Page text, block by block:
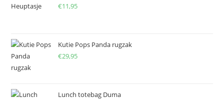
€11,95
Kutie Pops Panda rugzak
€29,95
Lunch totebag Duma